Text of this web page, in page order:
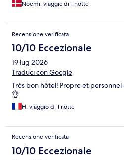
Noemi, viaggio di 1 notte
Recensione verificata
10/10 Eccezionale
19 lug 2026
Traduci con Google
Très bon hôtel! Propre et personnel
👌
H, viaggio di 1 notte
Recensione verificata
10/10 Eccezionale